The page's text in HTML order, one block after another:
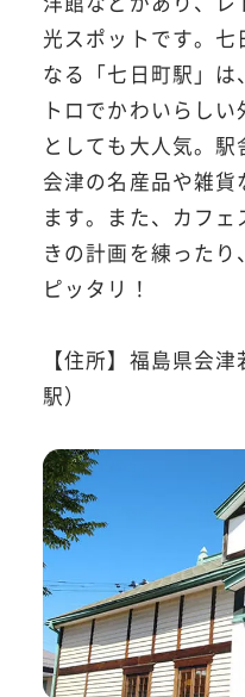
光スポットです。
なる「七日町駅」
トロでかわいらし
としても大人気。駅
会津の名産品や雑
ます。また、カフ
きの計画を練った
ピッタリ！
【住所】福島県会
駅）